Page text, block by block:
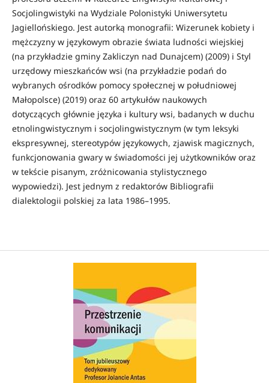
Socjolingwistyki na Wydziale Polonistyki Uniwersytetu
Jagiellońskiego. Jest autorką monografii: Wizerunek kobiety i
mężczyzny w językowym obrazie świata ludności wiejskiej
(na przykładzie gminy Zakliczyn nad Dunajcem) (2009) i Styl
urzędowy mieszkańców wsi (na przykładzie podań do
wybranych ośrodków pomocy społecznej w południowej
Małopolsce) (2019) oraz 60 artykułów naukowych
dotyczących głównie języka i kultury wsi, badanych w duchu
etnolingwistycznym i socjolingwistycznym (w tym leksyki
ekspresywnej, stereotypów językowych, zjawisk magicznych,
funkcjonowania gwary w świadomości jej użytkowników oraz
w tekście pisanym, zróżnicowania stylistycznego
wypowiedzi). Jest jednym z redaktorów Bibliografii
dialektologii polskiej za lata 1986–1995.